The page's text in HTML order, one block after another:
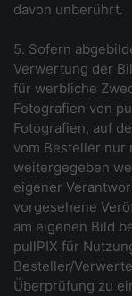
davon unberührt.
5. Sofern
Verwertung der
für werbliche
Fotografien von
Fotografien, auf
vom Besteller nur
weitergegeben
eigener
vorgesehene
am eigenen Bild
pullPIX für
Besteller/
Überprüfung zu